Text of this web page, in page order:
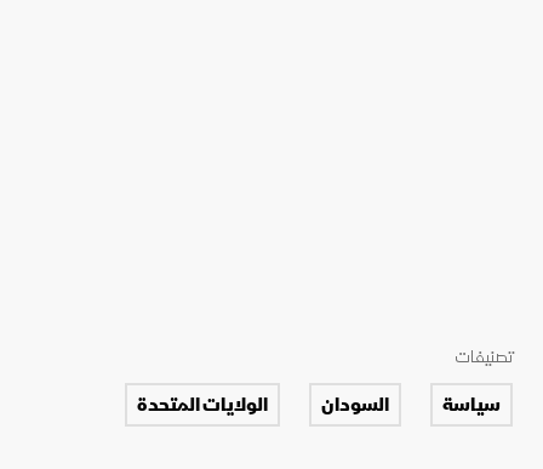
تصنيفات
سياسة السودان الولايات المتحدة